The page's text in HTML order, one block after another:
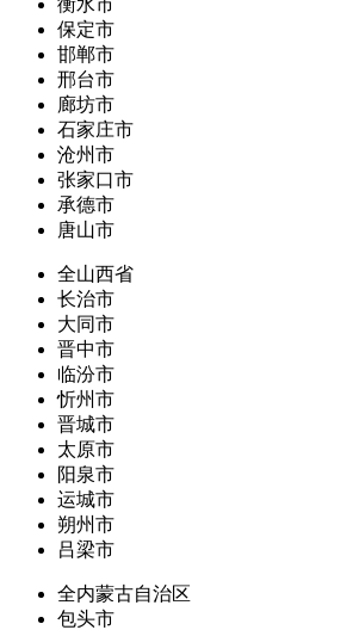
衡水市
保定市
邯郸市
邢台市
廊坊市
石家庄市
沧州市
张家口市
承德市
唐山市
全山西省
长治市
大同市
晋中市
临汾市
忻州市
晋城市
太原市
阳泉市
运城市
朔州市
吕梁市
全内蒙古自治区
包头市